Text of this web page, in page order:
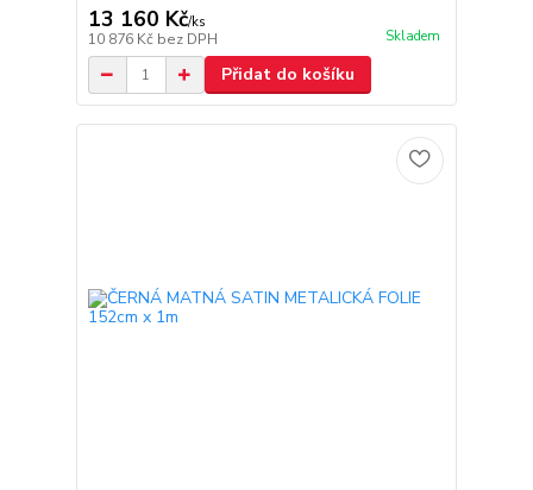
13 160 Kč/ks
10 876 Kč bez DPH Skladem
Přidat do košíku